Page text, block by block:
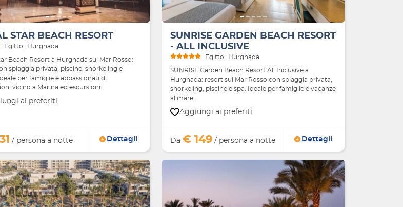
STAR BEACH RESORT
Egitto Hurghada
Beach Resort a Hurghada sul Mar Rosso:
spiaggia privata, piscine, snorkeling e
per famiglie e appassionati di
vicino a Marina ed escursioni.
ai preferiti
/ persona a notte Dettagli
SUNRISE GARDEN BEACH RESORT
- ALL INCLUSIVE
Egitto Hurghada
SUNRISE Garden Beach Resort All Inclusive a
Hurghada: resort sul Mar Rosso con spiaggia privata,
snorkeling, piscine e spa. Ideale per famiglie e vacanze
al mare.
Aggiungi ai preferiti
Da € 149 / persona a notte Dettagli